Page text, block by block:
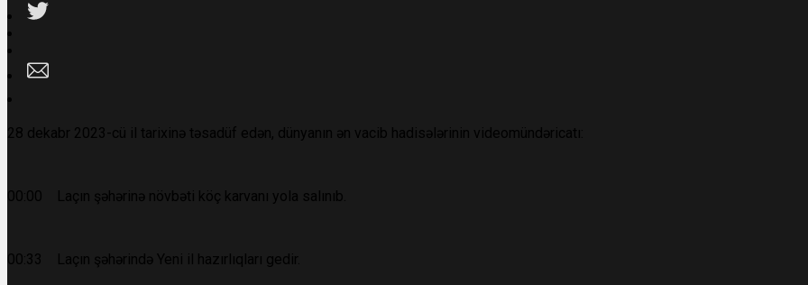
28 dekabr 2023-cü il tarixinə təsadüf edən, dünyanın ən vacib hadisələrinin videomündəricatı:
00:00 Laçın şəhərinə növbəti köç karvanı yola salınıb.
00:33 Laçın şəhərində Yeni il hazırlıqları gedir.